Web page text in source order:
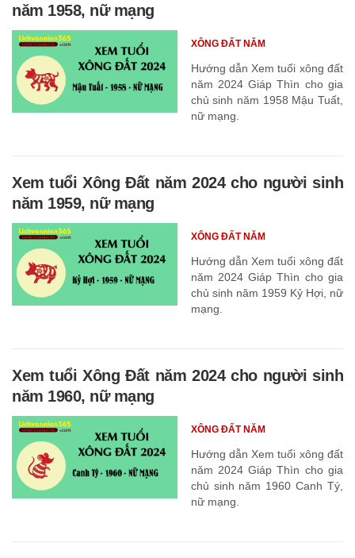
năm 1958, nữ mạng
Hướng dẫn Xem tuổi xông đất
năm 2024 Giáp Thìn cho gia
chủ sinh năm 1958 Mậu Tuất,
nữ mạng.
XÔNG ĐẤT NĂM
Xem tuổi Xông Đất năm 2024 cho người sinh
năm 1959, nữ mạng
Hướng dẫn Xem tuổi xông đất
năm 2024 Giáp Thìn cho gia
chủ sinh năm 1959 Kỷ Hợi, nữ
mạng.
XÔNG ĐẤT NĂM
Xem tuổi Xông Đất năm 2024 cho người sinh
năm 1960, nữ mạng
Hướng dẫn Xem tuổi xông đất
năm 2024 Giáp Thìn cho gia
chủ sinh năm 1960 Canh Tý,
nữ mạng.
XÔNG ĐẤT NĂM